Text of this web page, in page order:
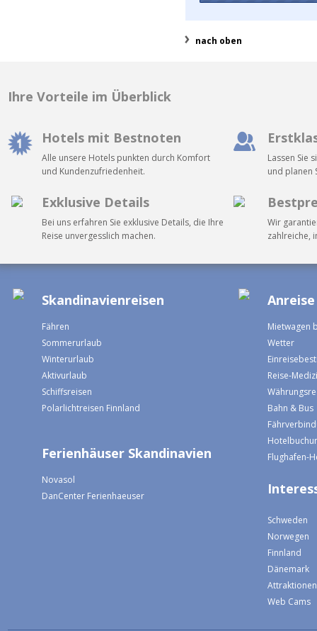
nach oben
Ihre Vorteile im Überblick
Hotels mit Bestnoten
Alle unsere Hotels punkten durch Komfort
und Kundenzufriedenheit.
Lassen Sie
und planen
Exklusive Details
Bei uns erfahren Sie exklusive Details, die Ihre
Reise unvergesslich machen.
Wir
zahlreiche,
Skandinavienreisen
Fähren
Sommerurlaub
Winterurlaub
Aktivurlaub
Schiffsreisen
Polarlichtreisen Finnland
Ferienhäuser Skandinavien
Novasol
DanCenter Ferienhaeuser
Mietwagen
Wetter
Reise-
Bahn & Bus
Flughafen-
Schweden
Norwegen
Finnland
Dänemark
Attraktionen
Web Cams